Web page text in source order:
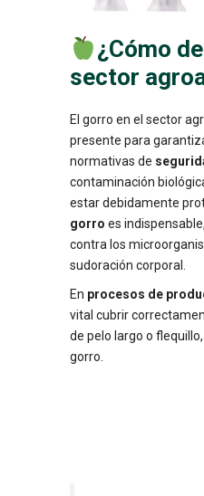
¿Cómo
sector
El gorro en el sector
presente para
normativas de
contaminación
estar debidamente
gorro es
contra los
sudoración corporal.
En procesos de
vital cubrir
de pelo largo o
gorro.